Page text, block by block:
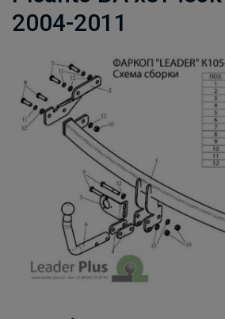
2004-2011